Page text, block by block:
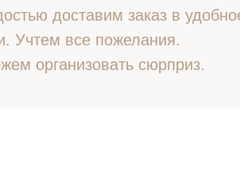
доставим заказ в
Учтем все пожелания.
организовать сюрприз.